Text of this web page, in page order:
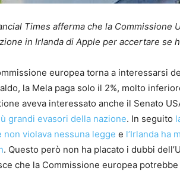
Times afferma che la Commissione
in Irlanda di Apple per accertare se
europea torna a interessarsi
la Mela paga solo il 2%, molto
aveva interessato anche il Senato
grandi evasori della nazione. In seguito
non violava nessuna legge e l’Irlanda ha
. Questo però non ha placato i dubbi
che la Commissione europea